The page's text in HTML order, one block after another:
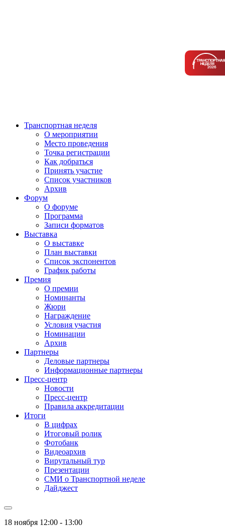
Транспортная неделя
О мероприятии
Место проведения
Точка регистрации
Как добраться
Принять участие
Список участников
Архив
Форум
О форуме
Программа
Записи форматов
Выставка
О выставке
План выставки
Список экспонентов
График работы
Премия
О премии
Номинанты
Жюри
Награждение
Условия участия
Номинации
Архив
Партнеры
Деловые партнеры
Информационные партнеры
Пресс-центр
Новости
Пресс-центр
Правила аккредитации
Итоги
В цифрах
Итоговый ролик
Фотобанк
Видеоархив
Вирутальный тур
Презентации
СМИ о Транспортной неделе
Дайджест
18 ноября 12:00 - 13:00